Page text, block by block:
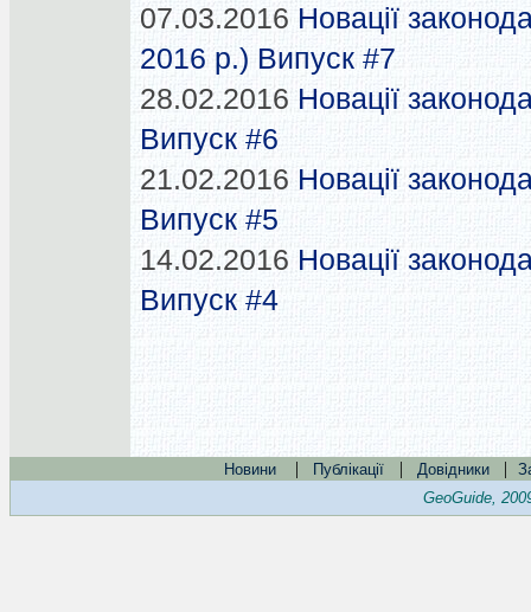
07.03.2016 Новації
2016 р.) Випуск #7
28.02.2016 Новації
Випуск #6
21.02.2016 Новації
Випуск #5
14.02.2016 Новації
Випуск #4
Новини | Публікації | Довідники |
GeoGuide,